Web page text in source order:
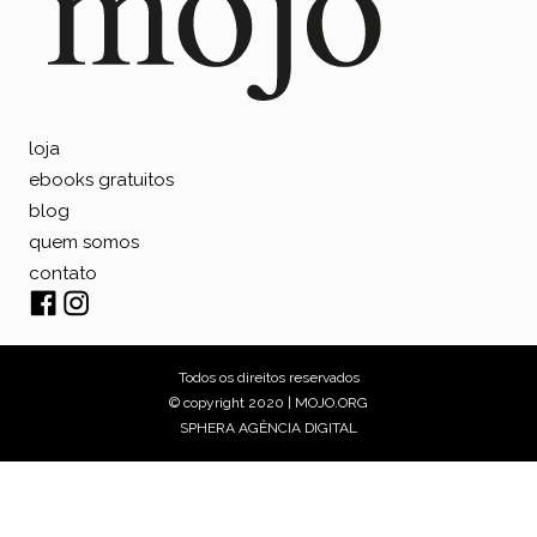
loja
ebooks gratuitos
blog
quem somos
contato
Todos os direitos reservados
© copyright 2020 | MOJO.ORG
SPHERA AGÊNCIA DIGITAL